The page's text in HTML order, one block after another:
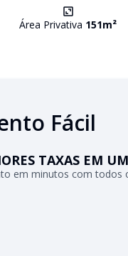
Área Privativa 151m²
Fácil
TAXAS EM
em minutos com todos